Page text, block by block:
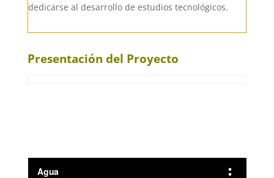
dedicarse al desarrollo de estudios tecnológicos.
Presentación del Proyecto